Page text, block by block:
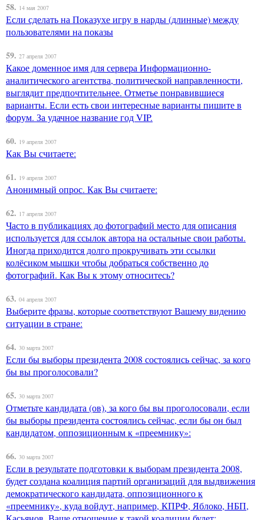
58. 14 мая 2007
Если сделать на Показухе игру в нарды (длинные) между
пользователями на показы
59. 27 апреля 2007
Какое доменное имя для сервера Информационно-
аналитического агентства, политической направленности,
выглядит предпочтительнее. Отметье понравившиеся
варианты. Если есть свои интересные варианты пишите в
форум. За удачное название год VIP.
60. 19 апреля 2007
Как Вы считаете:
61. 19 апреля 2007
Анонимный опрос. Как Вы считаете:
62. 17 апреля 2007
Часто в публикациях до фотографий место для описания
используется для ссылок автора на остальные свои работы.
Иногда приходится долго прокручивать эти ссылки
колёсиком мышки чтобы добраться собственно до
фотографий. Как Вы к этому относитесь?
63. 04 апреля 2007
Выберите фразы, которые соответствуют Вашему видению
ситуации в стране:
64. 30 марта 2007
Если бы выборы президента 2008 состоялись сейчас, за кого
бы вы проголосовали?
65. 30 марта 2007
Отметьте кандидата (ов), за кого бы вы проголосовали, если
бы выборы президента состоялись сейчас, если бы он был
кандидатом, оппозиционным к «преемнику»:
66. 30 марта 2007
Если в результате подготовки к выборам президента 2008,
будет создана коалиция партий организаций для выдвижения
демократического кандидата, оппозиционного к
«преемнику», куда войдут, например, КПРФ, Яблоко, НБП,